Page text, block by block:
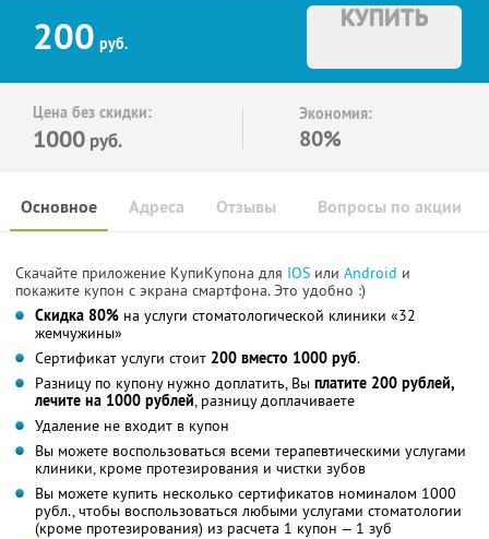
200 руб.
КУПИТЬ
Цена без скидки:
1000 руб.
Экономия:
80%
Основное Отзывы Вопросы по акции
Адреса
Скачайте приложение КупиКупона для IOS или Android и
покажите купон с экрана смартфона. Это удобно :)
Скидка 80% на услуги стоматологической клиники «32
жемчужины»
Сертификат услуги стоит 200 вместо 1000 руб.
Разницу по купону нужно доплатить, Вы платите 200 рублей,
лечите на 1000 рублей, разницу доплачиваете
Удаление не входит в купон
Вы можете воспользоваться всеми терапевтическими услугами
клиники, кроме протезирования и чистки зубов
Вы можете купить несколько сертификатов номиналом 1000
рубл., чтобы воспользоваться любыми услугами стоматологии
(кроме протезирования) из расчета 1 купон — 1 зуб